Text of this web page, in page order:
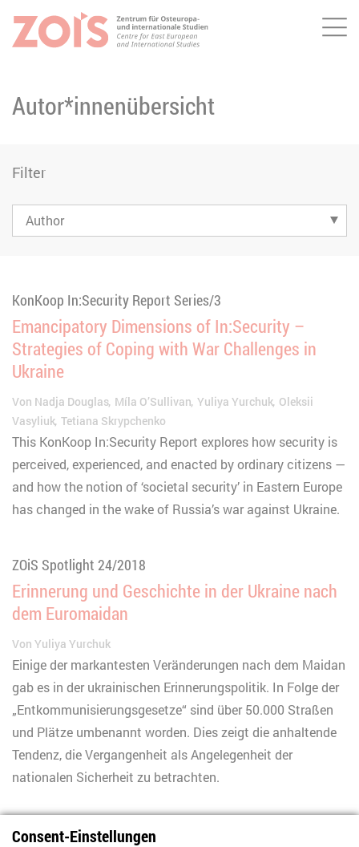
ZUM HAUPTINHALT SPRINGEN
ZUR SUCHE SPRINGEN
Autor*innenübersicht
Filter
KonKoop In:Security Report Series/3
Emancipatory Dimensions of In:Security –
Strategies of Coping with War Challenges in
Ukraine
Von Nadja Douglas Míla O’Sullivan Yuliya Yurchuk Oleksii
Vasyliuk Tetiana Skrypchenko
This KonKoop In:Security Report explores how security is
perceived, experienced, and enacted by ordinary citizens —
and how the notion of ‘societal security’ in Eastern Europe
has changed in the wake of Russia’s war against Ukraine.
ZOiS Spotlight 24/2018
Erinnerung und Geschichte in der Ukraine nach
dem Euromaidan
Von Yuliya Yurchuk
Einige der markantesten Veränderungen nach dem Maidan
gab es in der ukrainischen Erinnerungspolitik. In Folge der
„Entkommunisierungsgesetze“ sind über 50.000 Straßen
und Plätze umbenannt worden. Dies zeigt die anhaltende
Tendenz, die Vergangenheit als Angelegenheit der
nationalen Sicherheit zu betrachten.
Consent-Einstellungen